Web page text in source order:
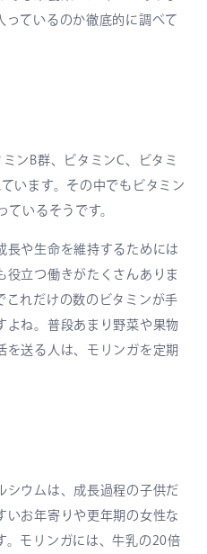
っているのか徹底的に調べて
ンB群、ビタミンC、ビタミ
います。その中でもビタミン
いるそうです。
長や生命を維持するためには
役立つ働きがたくさんありま
これだけの数のビタミンが手
よね。普段あまり野菜や果物
を送る人は、モリンガを定期
シウムは、成長過程の子供だ
いお年寄りや更年期の女性な
。モリンガには、牛乳の20倍